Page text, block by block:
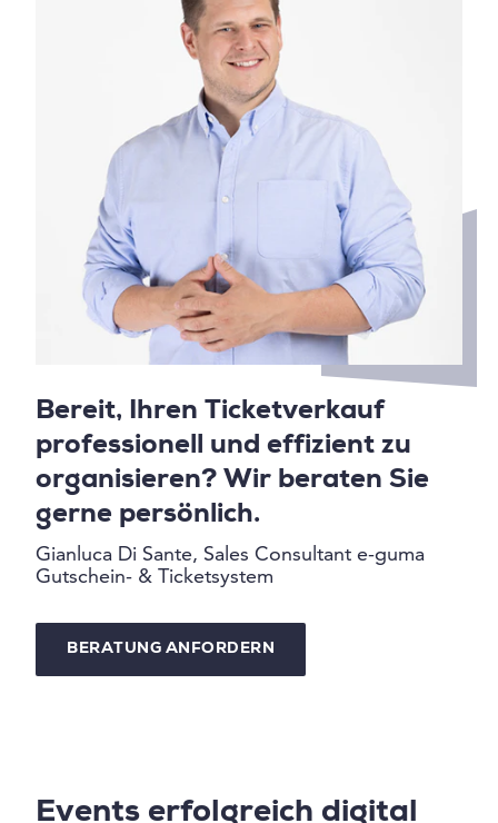
Bereit, Ihren Ticketverkauf
professionell und effizient zu
organisieren? Wir beraten Sie
gerne persönlich.
Gianluca Di Sante, Sales Consultant e-guma
Gutschein- & Ticketsystem
BERATUNG ANFORDERN
Events erfolgreich digital